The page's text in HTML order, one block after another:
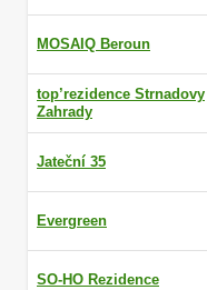
MOSAIQ Beroun
top’rezidence Strnadovy
Zahrady
Jateční 35
Evergreen
SO-HO Rezidence